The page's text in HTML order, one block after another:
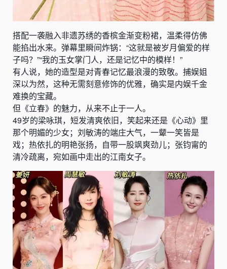
搭配一袭融入非遗苏绣的香槟金渐变粉裙，温柔得仿佛
能掐出水来。弹幕里瞬间炸锅：“这就是被岁月偏爱的样
子吗？”“我的玉女掌门人，还是记忆中的模样！”
有人说，她的造型是对青春记忆最浪漫的致敬。捕娱姐
深以为然，这种无需刻意修饰的优雅，确实是内娱千金
难换的宝藏。
但《立春》的魅力，从来不止于一人。
49岁的梁咏琪，短发清爽依旧，笑起来还是《心动》里
那个明媚的少女；刘敏涛的端庄大气，一颦一笑皆是
戏；热依扎的明艳张扬，自带一股飒爽劲儿；张钧甯的
清冷疏离，宛如画中走出的江南女子。